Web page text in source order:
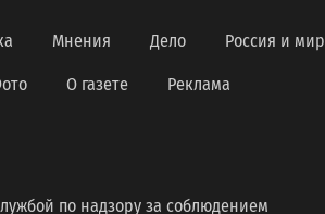
Мнения Дело Россия и мир
О газете Реклама
по надзору за соблюдением